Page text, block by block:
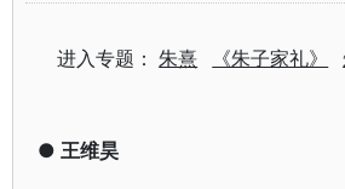
进入专题：朱熹 《朱子家礼》
● 王维昊